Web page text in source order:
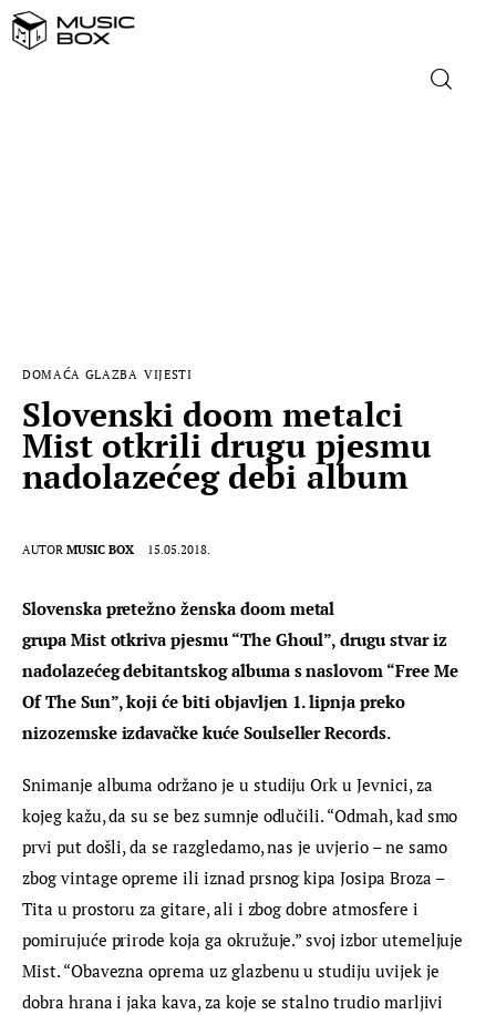
MUSIC BOX
DOMAĆA GLAZBA VIJESTI
Slovenski doom metalci
Mist otkrili drugu pjesmu
nadolazećeg debi album
AUTOR MUSIC BOX 15.05.2018.
Slovenska pretežno ženska doom metal
grupa Mist otkriva pjesmu “The Ghoul”, drugu stvar iz
nadolazećeg debitantskog albuma s naslovom “Free Me
Of The Sun”, koji će biti objavljen 1. lipnja preko
nizozemske izdavačke kuće Soulseller Records.
Snimanje albuma održano je u studiju Ork u Jevnici, za
kojeg kažu, da su se bez sumnje odlučili. “Odmah, kad smo
prvi put došli, da se razgledamo, nas je uvjerio – ne samo
zbog vintage opreme ili iznad prsnog kipa Josipa Broza –
Tita u prostoru za gitare, ali i zbog dobre atmosfere i
pomirujuće prirode koja ga okružuje.” svoj izbor utemeljuje
Mist. “Obavezna oprema uz glazbenu u studiju uvijek je
dobra hrana i jaka kava, za koje se stalno trudio marljivi